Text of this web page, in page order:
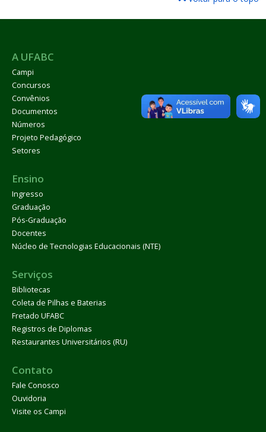
A UFABC
Campi
Concursos
Convênios
Documentos
Números
Projeto Pedagógico
Setores
Ensino
Ingresso
Graduação
Pós-Graduação
Docentes
Núcleo de Tecnologias Educacionais (NTE)
Serviços
Bibliotecas
Coleta de Pilhas e Baterias
Fretado UFABC
Registros de Diplomas
Restaurantes Universitários (RU)
Contato
Fale Conosco
Ouvidoria
Visite os Campi